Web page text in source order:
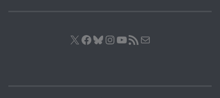
X Facebook
Bluesky
Instagram
YouTube
Flux RSS